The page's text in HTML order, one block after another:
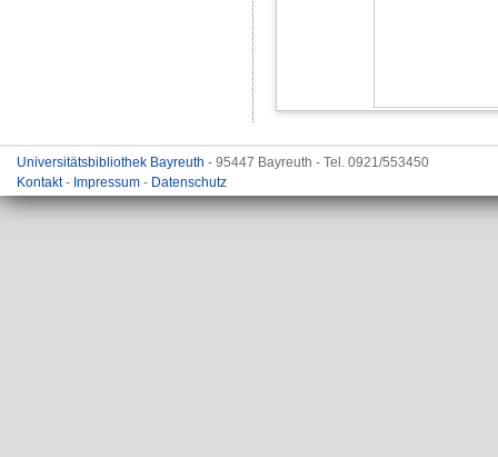
Universitätsbibliothek Bayreuth - 95447 Bayreuth - Tel. 0921/553450
Kontakt- Impressum - Datenschutz